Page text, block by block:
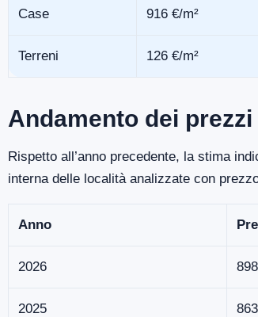
Case 916 €/m²
Terreni 126 €/m²
Andamento dei
Rispetto all’anno precedente, la stima
interna delle località analizzate con
Anno
2026
2025